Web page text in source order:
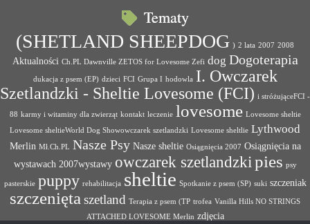
Tematy
(SHETLAND SHEEPDOG ) 2 lata 2007 2008
Aktualności Ch.PL Dawnville ZETOS for Lovesome Zefi dog Dogoterapia
dukacja z psem (EP) dzieci FCI Grupa I hodowla I. Owczarek
Szetlandzki - Sheltie Lovesome (FCI) i stróżująceFCI -
88 karmy i witaminy dla zwierząt kontakt leczenie lovesome Lovesome sheltie
Lovesome sheltieWorld Dog Showowczarek szetlandzki Lovesome sheltlie Lythwood
Merlin Mł.Ch.PL Nasze Psy Nasze sheltie Osiągnięcia 2007 Osiągnięcia na
wystawach 2007wystawy owczarek szetlandzkipies psy
pasterskie puppy rehabilitacja sheltie Spotkanie z psem (SP) suki szczeniak
szczenięta szetland Terapia z psem (TP trofea Vanilla Hills NO STRINGS
ATTACHED LOVESOME Merlin zdjęcia